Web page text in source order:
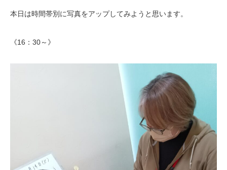
本日は時間帯別に写真をアップしてみようと思います。
《16：30～》